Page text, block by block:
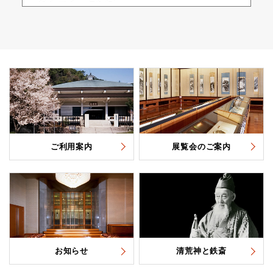
ご利用案内 展覧会のご案内
お知らせ 清荒神と鉄斎